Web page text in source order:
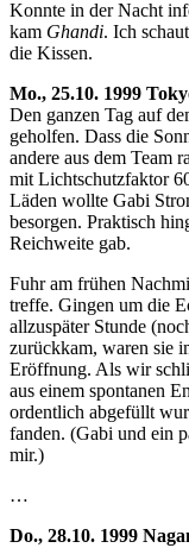
Konnte in der Nacht
kam Ghandi. Ich
die Kissen.
Mo., 25.10. 1999
Den ganzen Tag auf
geholfen. Dass die
andere aus dem Team
mit Lichtschutzfaktor
Läden wollte Gabi
besorgen. Praktisch
Reichweite gab.
Fuhr am frühen
treffe. Gingen um die
allzuspäter Stunde
zurückkam, waren sie
Eröffnung. Als wir
aus einem spontanen
ordentlich abgefüllt
fanden. (Gabi und ein
mir.)
…
Do., 28.10. 1999